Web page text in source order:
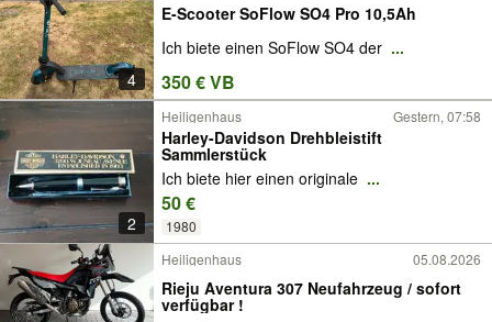
4
E-Scooter SoFlow SO4 Pro 10,5Ah
Ich biete einen SoFlow SO4 der ...
350 € VB
2
Heiligenhaus Gestern, 07:58
Harley-Davidson Drehbleistift
Sammlerstück
Ich biete hier einen originale ...
50 €
1980
Heiligenhaus 05.08.2026
Rieju Aventura 307 Neufahrzeug / sofort
verfügbar !